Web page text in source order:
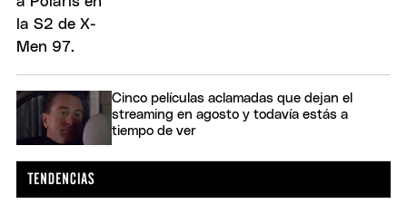
Cinco películas aclamadas que dejan el
streaming en agosto y todavía estás a
tiempo de ver